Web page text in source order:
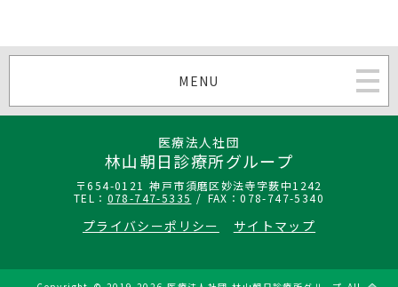
MENU
医療法人社団
林山朝日診療所グループ
〒654-0121 神戸市須磨区妙法寺字薮中1242
TEL： 078-747-5335 / FAX：078-747-5340
プライバシーポリシー サイトマップ